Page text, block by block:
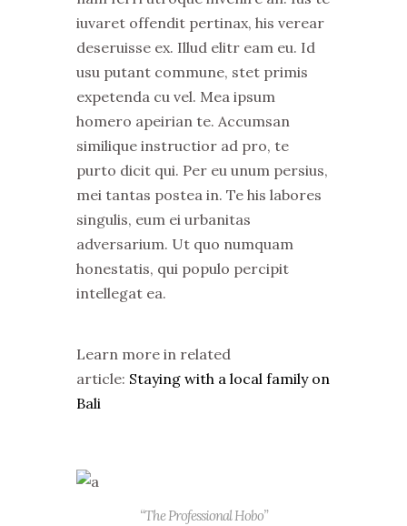
iuvaret offendit pertinax, his verear
deseruisse ex. Illud elitr eam eu. Id
usu putant commune, stet primis
expetenda cu vel. Mea ipsum
homero apeirian te. Accumsan
similique instructior ad pro, te
purto dicit qui. Per eu unum persius,
mei tantas postea in. Te his labores
singulis, eum ei urbanitas
adversarium. Ut quo numquam
honestatis, qui populo percipit
intellegat ea.
Learn more in related
article: Staying with a local family on
Bali
“The Professional Hobo”